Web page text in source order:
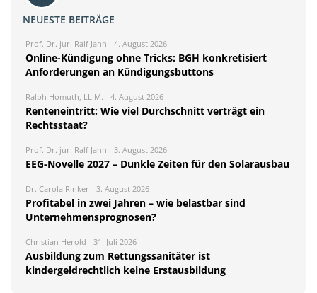
NEUESTE BEITRÄGE
Prof. Dr. jur. Ralf Jahn 4. August 2026
Online-Kündigung ohne Tricks: BGH konkretisiert
Anforderungen an Kündigungsbuttons
Ralph Homuth, LL.M. 4. August 2026
Renteneintritt: Wie viel Durchschnitt verträgt ein
Rechtsstaat?
Prof. Dr. jur. Ralf Jahn 3. August 2026
EEG-Novelle 2027 – Dunkle Zeiten für den Solarausbau
Dr. Carola Rinker 3. August 2026
Profitabel in zwei Jahren – wie belastbar sind
Unternehmensprognosen?
Christian Herold 31. Juli 2026
Ausbildung zum Rettungssanitäter ist
kindergeldrechtlich keine Erstausbildung